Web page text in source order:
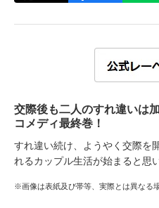
交際後も二人のすれ違いは
コメディ最終巻！
すれ違い続け、ようやく交際を
れるカップル生活が始まると思
※画像は表紙及び帯等、実際とは異なる